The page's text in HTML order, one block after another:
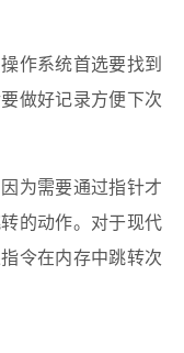
作系统首选要找到
做好记录方便下次
为需要通过指针才
的动作。对于现代
令在内存中跳转次